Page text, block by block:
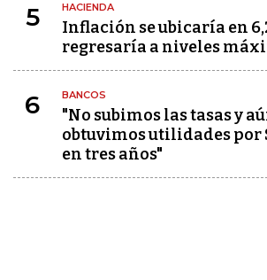
5 HACIENDA
Inflación se ubicaría en
regresaría a niveles
6 BANCOS
"No subimos las tasas y
obtuvimos utilidades por
en tres años"